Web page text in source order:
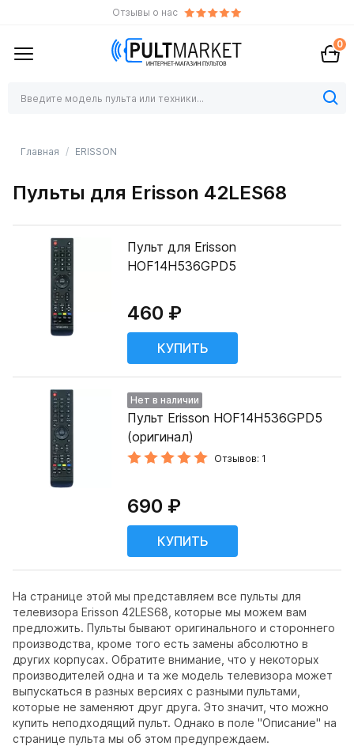
Отзывы о нас
0
Главная ERISSON
Пульты для Erisson 42LES68
На странице этой мы представляем все пульты для
телевизора Erisson 42LES68, которые мы можем вам
предложить. Пульты бывают оригинального и стороннего
производства, кроме того есть замены абсолютно в
других корпусах. Обратите внимание, что у некоторых
производителей одна и та же модель телевизора может
выпускаться в разных версиях с разными пультами,
которые не заменяют друг друга. Это значит, что можно
купить неподходящий пульт. Однако в поле "Описание" на
странице пульта мы об этом предупреждаем.
Пульт для Erisson
HOF14H536GPD5
460 ₽
Нет в наличии
Пульт Erisson HOF14H536GPD5
(оригинал)
Отзывов: 1
690 ₽